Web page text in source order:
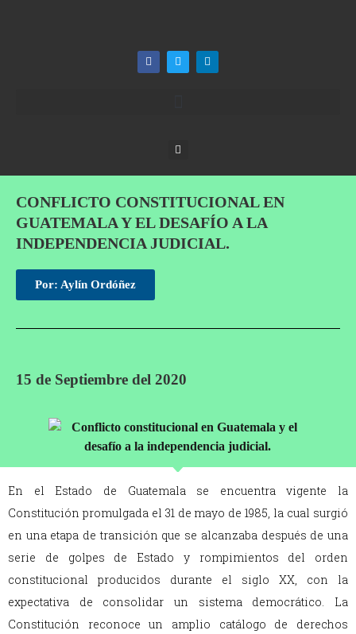
CONFLICTO CONSTITUCIONAL EN
GUATEMALA Y EL DESAFÍO A LA
INDEPENDENCIA JUDICIAL.
Por: Aylín Ordóñez
15 de Septiembre del 2020
En el Estado de Guatemala se encuentra vigente la
Constitución promulgada el 31 de mayo de 1985, la cual surgió
en una etapa de transición que se alcanzaba después de una
serie de golpes de Estado y rompimientos del orden
constitucional producidos durante el siglo XX, con la
expectativa de consolidar un sistema democrático. La
Constitución reconoce un amplio catálogo de derechos